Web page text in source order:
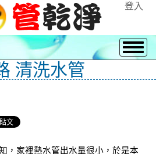
登入
清洗水管
，家裡熱水管出水量很小，於是本